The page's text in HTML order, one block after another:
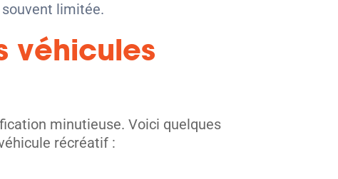
limitée.
véhicules
minutieuse. Voici quelques
récréatif :